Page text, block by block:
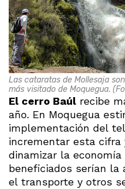
Las cataratas de Mollesaja
más visitado de Moquegua.
El cerro Baúl recibe
año. En Moquegua
implementación del
incrementar esta cifra
dinamizar la
beneficiados serían la
el transporte y otros